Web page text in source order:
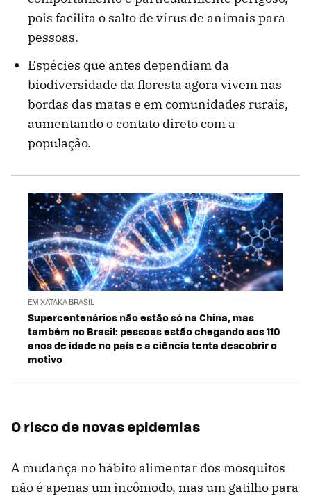
pois facilita o salto de vírus de animais para
pessoas.
Espécies que antes dependiam da
biodiversidade da floresta agora vivem nas
bordas das matas e em comunidades rurais,
aumentando o contato direto com a
população.
EM XATAKA BRASIL
Supercentenários não estão só na China, mas
também no Brasil: pessoas estão chegando aos 110
anos de idade no país e a ciência tenta descobrir o
motivo
O risco de novas epidemias
A mudança no hábito alimentar dos mosquitos
não é apenas um incômodo, mas um gatilho para